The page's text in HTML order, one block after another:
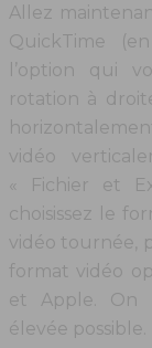
Allez
QuickTime
l’option qui
rotation à
vidéo
« Fichier et
choisissez le
vidéo tournée,
format vidéo
et Apple. On
élevée possible.